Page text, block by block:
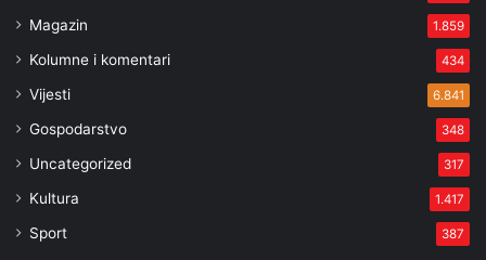
Magazin 1.859
Kolumne i komentari 434
Vijesti 6.841
Gospodarstvo 348
Uncategorized 317
Kultura 1.417
Sport 387